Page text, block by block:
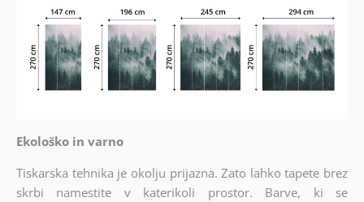
Ekološko in varno
Tiskarska tehnika je okolju prijazna. Zato lahko tapete brez
skrbi namestite v katerikoli prostor. Barve, ki se